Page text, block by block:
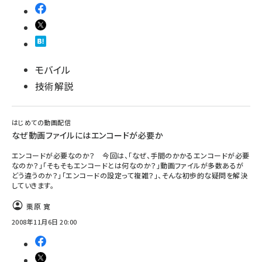
モバイル
技術解説
はじめての動画配信
なぜ動画ファイルにはエンコードが必要か
エンコードが必要なのか？ 今回は、「なぜ、手間のかかるエンコードが必要
なのか？」「そもそもエンコードとは何なのか？」動画ファイルが多数あるが
どう違うのか？」「エンコードの設定って複雑？」、そんな初歩的な疑問を解決
していきます。
栗原 寛
2008年11月6日 20:00